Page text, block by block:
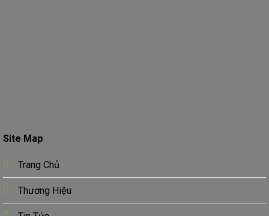
Site Map
Trang Chủ
Thương Hiệu